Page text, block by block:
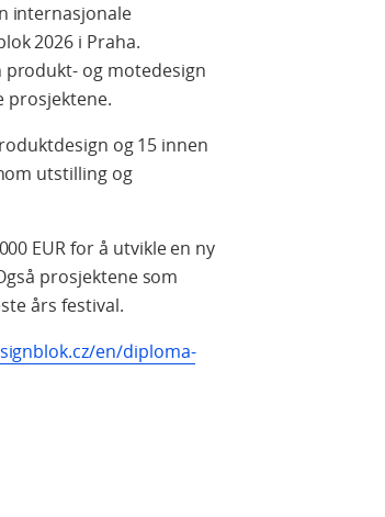
internasjonale
2026 i Praha.
og motedesign
prosjektene.
og 15 innen
utstilling og
EUR for å utvikle en ny
prosjektene som
års festival.
en/diploma-